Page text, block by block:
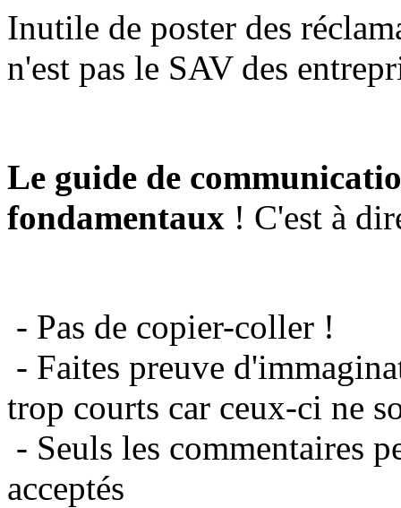
Inutile de poster des
n'est pas le SAV des
Le guide de
fondamentaux ! C'est à
- Pas de copier-coller !
- Faites preuve
trop courts car ceux-ci ne
- Seuls les commentaires
acceptés